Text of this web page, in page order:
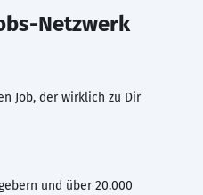
Netzwerk
Job, der wirklich zu Dir
und über 20.000